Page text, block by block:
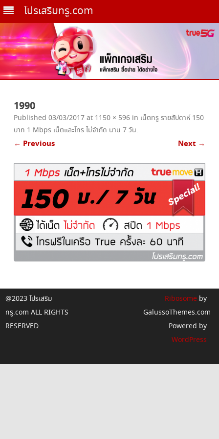
โปรเสริมทรู.com
1990
Published 03/03/2017 at 1150 × 596 in เน็ตทรู รายสัปดาห์ 150
บาท 1 Mbps เน็ตและโทร ไม่จำกัด นาน 7 วัน.
← Previous Next →
@2023 โปรเสริม
ทรู.com ALL RIGHTS
RESERVED
Ribosomeby
GalussoThemes.com
Powered by
WordPress